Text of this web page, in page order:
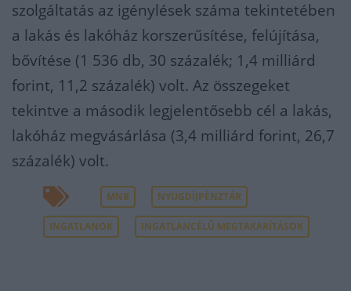
szolgáltatás az igénylések száma tekintetében
a lakás és lakóház korszerűsítése, felújítása,
bővítése (1 536 db, 30 százalék; 1,4 milliárd
forint, 11,2 százalék) volt. Az összegeket
tekintve a második legjelentősebb cél a lakás,
lakóház megvásárlása (3,4 milliárd forint, 26,7
százalék) volt.
MNB NYUGDÍJPÉNZTÁR
INGATLANOK INGATLANCÉLŰ MEGTAKARÍTÁSOK